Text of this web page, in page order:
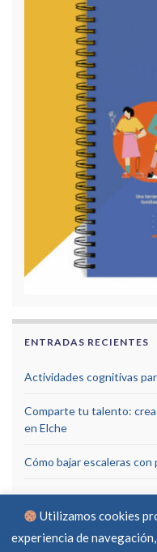
ENTRADAS RECIENTES
Actividades cognitivas
Comparte tu talento:
en Elche
Cómo bajar escaleras con
Utilizamos cookies
experiencia de